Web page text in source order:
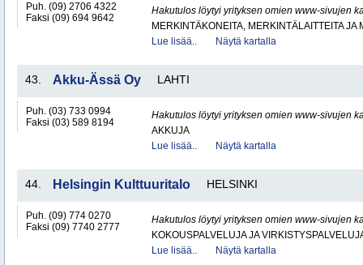
Puh. (09) 2706 4322
Faksi (09) 694 9642
Hakutulos löytyi yrityksen omien www-sivujen
MERKINTÄKONEITA, MERKINTÄLAITTEITA JA
Lue lisää..
Näytä kartalla
43. Akku-Ässä Oy LAHTI
Puh. (03) 733 0994
Faksi (03) 589 8194
Hakutulos löytyi yrityksen omien www-sivujen
AKKUJA
Lue lisää..
Näytä kartalla
44. Helsingin Kulttuuritalo HELSINKI
Puh. (09) 774 0270
Faksi (09) 7740 2777
Hakutulos löytyi yrityksen omien www-sivujen
KOKOUSPALVELUJA JA
Lue lisää..
Näytä kartalla